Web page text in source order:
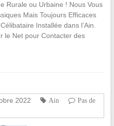
Rurale ou Urbaine ! Nous Vous
Mais Toujours Efficaces
Installée dans l’Ain.
le Net pour Contacter des
2022 Ain
Pas de